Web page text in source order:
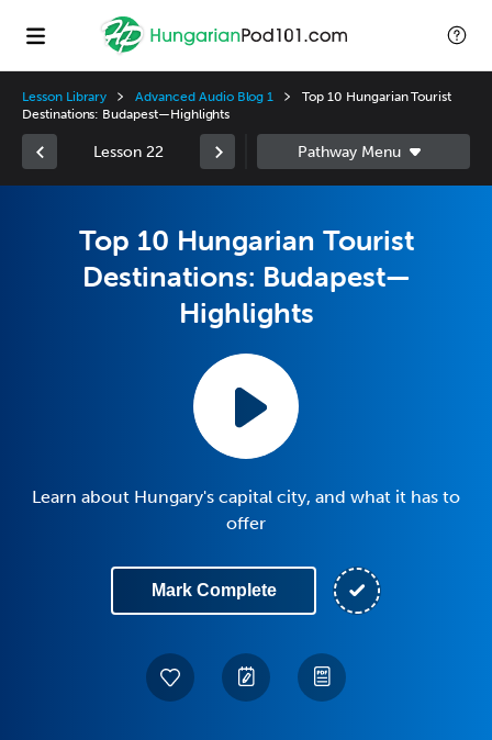
Lesson Library Advanced Audio Blog 1
Top 10 Hungarian Tourist
Destinations: Budapest—Highlights
Lesson 22
Top 10 Hungarian Tourist
Destinations: Budapest—
Highlights
Learn about Hungary's capital city, and what it has to
offer
Mark Complete